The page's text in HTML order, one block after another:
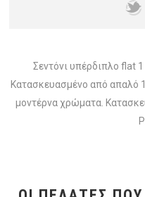
Σεντόνι υπέρδιπλο flat
Κατασκευασμένο από απαλό
μοντέρνα χρώματα.